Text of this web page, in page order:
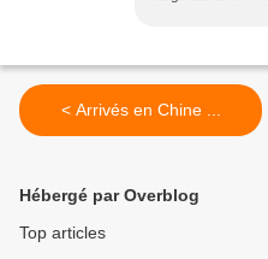
< Arrivés en Chine ...
Hébergé par Overblog
Top articles